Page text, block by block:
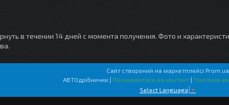
в течении 14 дней с момента получения. Фото и
Сайт створений на маркетплейсі Prom.ua
АВТОдрібнички | Поскаржитися на контент | Політика
Select Language ▼